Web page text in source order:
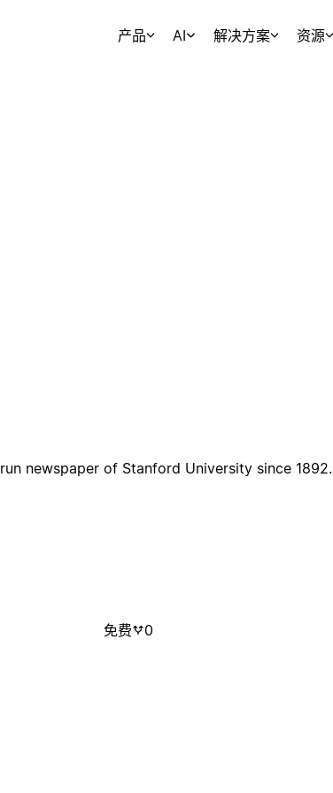
产品 AI 解决方案 资源
newspaper of Stanford University since 1892.
免费 0